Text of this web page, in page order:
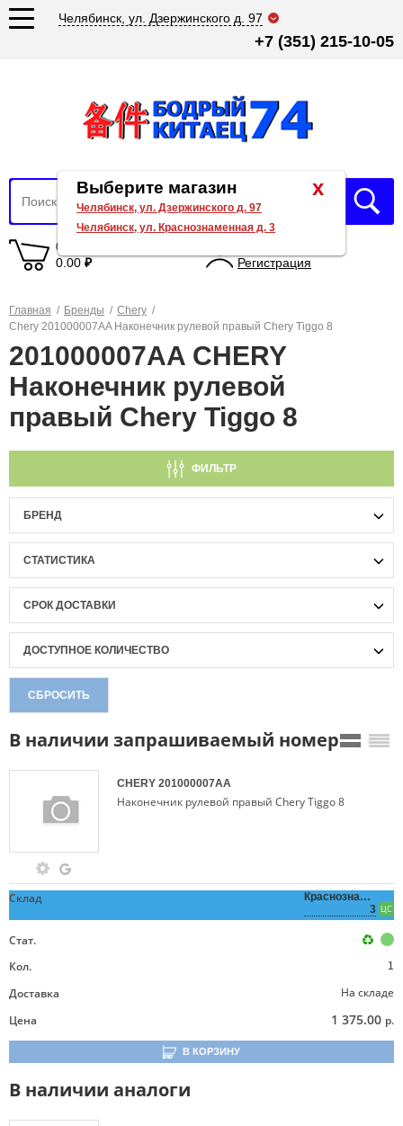
Челябинск, ул. Дзержинского д. 97
+7 (351) 215-10-05
0 товаров
0.00 ₽
Регистрация
Главная / Бренды / Chery /
Chery 201000007AA Наконечник рулевой правый Chery Tiggo 8
201000007AA CHERY
Наконечник рулевой
правый Chery Tiggo 8
ФИЛЬТР
БРЕНД
СТАТИСТИКА
СРОК ДОСТАВКИ
ДОСТУПНОЕ КОЛИЧЕСТВО
СБРОСИТЬ
В наличии запрашиваемый номер
CHERY 201000007AA
Наконечник рулевой правый Chery Tiggo 8
Склад
Краснознаменная,
3 ЦС
Стат.
Кол.
1
Доставка
На складе
Цена
1 375.00 р.
В КОРЗИНУ
В наличии аналоги
x
Выберите магазин
Челябинск, ул. Дзержинского д. 97
Челябинск, ул. Краснознаменная д. 3